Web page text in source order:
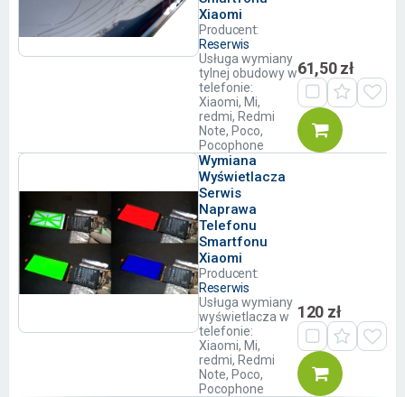
Xiaomi
Producent:
Reserwis
Usługa wymiany
tylnej obudowy w
telefonie:
Xiaomi, Mi,
redmi, Redmi
Note, Poco,
Pocophone
61,50 zł
Wymiana
Wyświetlacza
Serwis
Naprawa
Telefonu
Smartfonu
Xiaomi
Producent:
Reserwis
Usługa wymiany
wyświetlacza w
telefonie:
Xiaomi, Mi,
redmi, Redmi
Note, Poco,
Pocophone
120 zł